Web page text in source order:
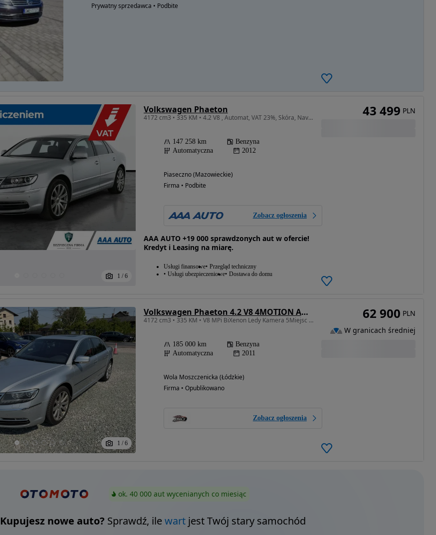
Prywatny sprzedawca • Podbite
1 / 6
Volkswagen Phaeton
4172 cm3 • 335 KM • 4.2 V8 , Automat, VAT 23%, Skóra, Navi, Xenon, Bi-Xenon, Klimatronic,
147 258 km
Benzyna
Automatyczna
2012
Piaseczno (Mazowieckie)
Firma • Podbite
Zobacz ogłoszenia
AAA AUTO +19 000 sprawdzonych aut w ofercie!
Kredyt i Leasing na miarę.
Usługi finansowe Przegląd techniczny
Usługi ubezpieczeniowe Dostawa do domu
43 499 PLN
1 / 6
Volkswagen Phaeton 4.2 V8 4MOTION Automatik (5 Sitzer)
4172 cm3 • 335 KM • V8 MPi BiXenon Ledy Kamera 5Miejsc Serwisowany Możliwe RATY
185 000 km
Benzyna
Automatyczna
2011
Wola Moszczenicka (Łódzkie)
Firma • Opublikowano
Zobacz ogłoszenia
62 900 PLN
W granicach średniej
ok. 40 000 aut wycenianych co miesiąc
Kupujesz nowe auto? Sprawdź, ilewartjest Twój stary samochód